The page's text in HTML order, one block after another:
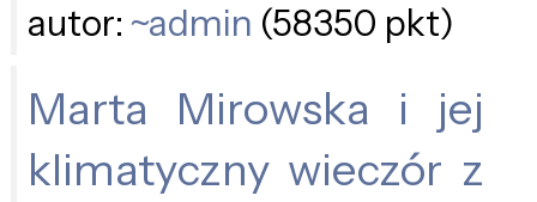
autor: ~admin (58350 pkt)
Marta Mirowska i jej
klimatyczny wieczór z